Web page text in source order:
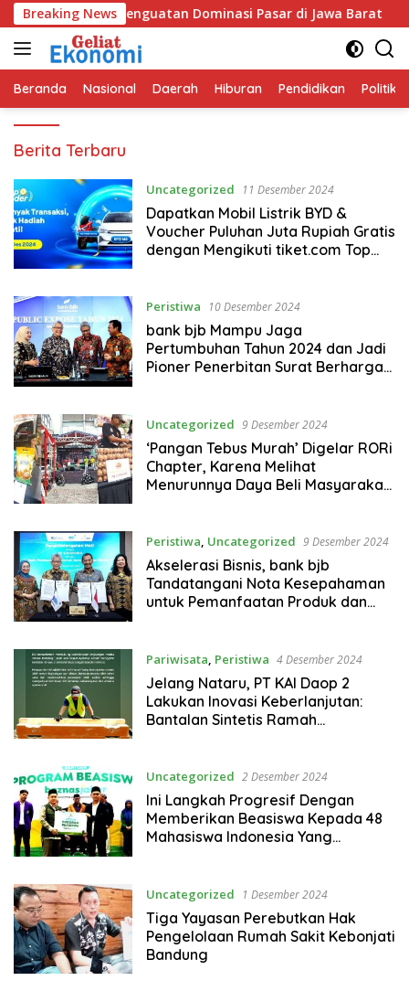
Langsung
ke
konten
Breaking News
SIG Bidik Penguatan Dominasi Pasar di Jawa Barat
Beranda Nasional Daerah Hiburan Pendidikan Politik
Geliat
Berita Terbaru
Uncategorized 11 Desember 2024
Dapatkan Mobil Listrik BYD &
Voucher Puluhan Juta Rupiah Gratis
dengan Mengikuti tiket.com Top
Peristiwa 10 Desember 2024
bank bjb Mampu Jaga
Pertumbuhan Tahun 2024 dan Jadi
Pioner Penerbitan Surat Berharga
Uncategorized 9 Desember 2024
‘Pangan Tebus Murah’ Digelar RORi
Chapter, Karena Melihat
Menurunnya Daya Beli Masyarakat
Peristiwa, Uncategorized 9 Desember 2024
Akselerasi Bisnis, bank bjb
Tandatangani Nota Kesepahaman
untuk Pemanfaatan Produk dan
Pariwisata, Peristiwa 4 Desember 2024
Jelang Nataru, PT KAI Daop 2
Lakukan Inovasi Keberlanjutan:
Bantalan Sintetis Ramah
Uncategorized 2 Desember 2024
Ini Langkah Progresif Dengan
Memberikan Beasiswa Kepada 48
Mahasiswa Indonesia Yang
Uncategorized 1 Desember 2024
Tiga Yayasan Perebutkan Hak
Pengelolaan Rumah Sakit Kebonjati
Bandung